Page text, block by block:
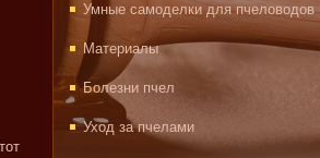
Умные самоделки для пчеловодов
Материалы
Болезни пчел
Уход за пчелами